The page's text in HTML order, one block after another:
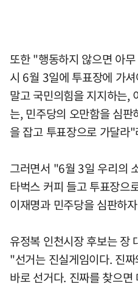
또한 "행동하지 않으면 아
시 6월 3일에 투표장에 가
말고 국민의힘을 지지하는,
는, 민주당의 오만함을 심
을 잡고 투표장으로 가달라
그러면서 "6월 3일 우리의
타벅스 커피 들고 투표장으
이재명과 민주당을 심판하
유정복 인천시장 후보는 장
"선거는 진실게임이다. 진
바로 선거다. 진짜를 찾으